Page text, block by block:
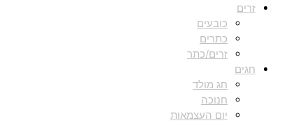
זרים
כובעים
כתרים
זרים/כתר
חגים
חג מולד
חנוכה
יום העצמאות